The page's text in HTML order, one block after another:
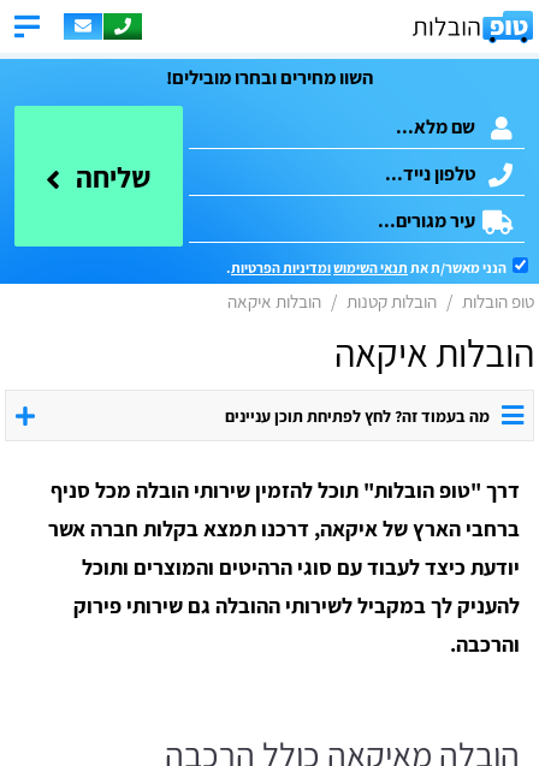
השוו מחירים ובחרו מובילים!
שליחה
הנני מאשר/ת את תנאי השימושומדיניות הפרטיות.
טופ הובלות הובלות קטנות הובלות איקאה
הובלות איקאה
מה בעמוד זה? לחץ לפתיחת תוכן עניינים
דרך "טופ הובלות" תוכל להזמין שירותי הובלה מכל סניף
ברחבי הארץ של איקאה, דרכנו תמצא בקלות חברה אשר
יודעת כיצד לעבוד עם סוגי הרהיטים והמוצרים ותוכל
להעניק לך במקביל לשירותי ההובלה גם שירותי פירוק
והרכבה.
הובלה מאיקאה כולל הרכבה